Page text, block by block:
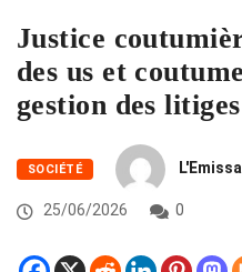
Justice
des us et
gestion des
SOCIÉTÉ
25/06/2026 0